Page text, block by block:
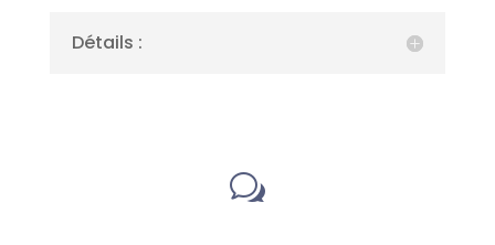
Détails :
w